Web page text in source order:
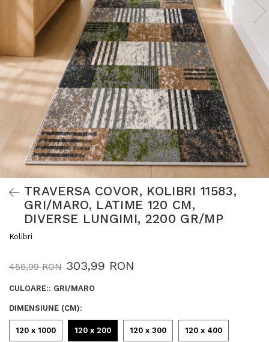
TRAVERSA COVOR, KOLIBRI 11583,
GRI/MARO, LATIME 120 CM,
DIVERSE LUNGIMI, 2200 GR/MP
Kolibri
455,99 RON 303,99 RON
CULOARE:: GRI/MARO
DIMENSIUNE (CM):
120 x 1000 120 x 200 120 x 300 120 x 400